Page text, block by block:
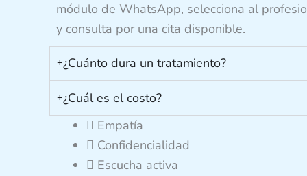
módulo de WhatsApp, selecciona al
y consulta por una cita disponible.
¿Cuánto dura un tratamiento?
¿Cuál es el costo?
Empatía
Confidencialidad
Escucha activa